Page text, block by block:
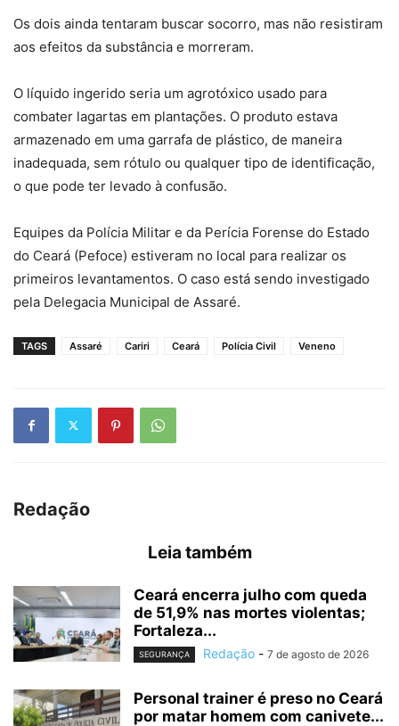
Os dois ainda tentaram buscar socorro, mas não resistiram
aos efeitos da substância e morreram.
O líquido ingerido seria um agrotóxico usado para
combater lagartas em plantações. O produto estava
armazenado em uma garrafa de plástico, de maneira
inadequada, sem rótulo ou qualquer tipo de identificação,
o que pode ter levado à confusão.
Equipes da Polícia Militar e da Perícia Forense do Estado
do Ceará (Pefoce) estiveram no local para realizar os
primeiros levantamentos. O caso está sendo investigado
pela Delegacia Municipal de Assaré.
TAGS Assaré Cariri Ceará Polícia Civil Veneno
Redação
Leia também
Ceará encerra julho com queda
de 51,9% nas mortes violentas;
Fortaleza...
SEGURANÇA Redação - 7 de agosto de 2026
Personal trainer é preso no Ceará
por matar homem com canivete...